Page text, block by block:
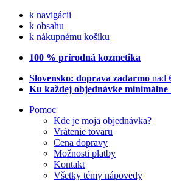
k navigácii
k obsahu
k nákupnému košíku
100 % prírodná kozmetika
Slovensko: doprava zadarmo nad
Ku každej objednávke minimálne
Pomoc
Kde je moja objednávka?
Vrátenie tovaru
Cena dopravy
Možnosti platby
Kontakt
Všetky témy nápovedy